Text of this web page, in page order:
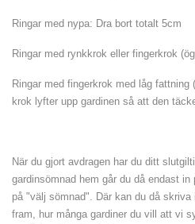
Ringar med nypa: Dra bort totalt 5cm
Ringar med rynkkrok eller fingerkrok
Ringar med fingerkrok med låg
krok lyfter upp gardinen så att den
När du gjort avdragen har du ditt
gardinsömnad hem går du då endast
på "välj sömnad". Där kan du då
fram, hur många gardiner du vill att vi